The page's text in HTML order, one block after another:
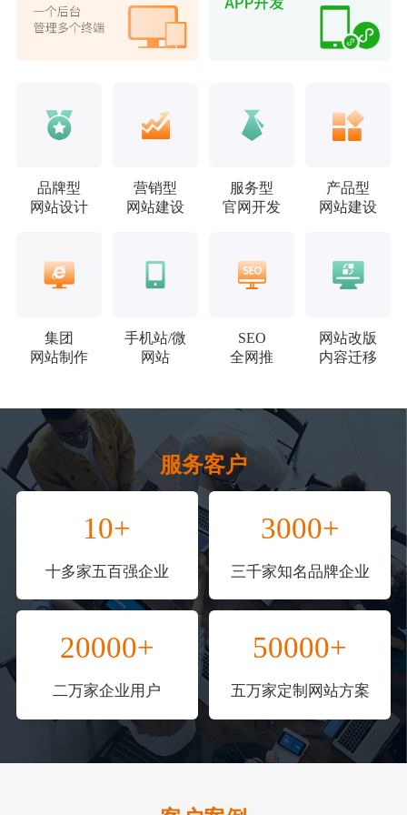
品牌型
网站设计
营销型
网站建设
服务型
官网开发
产品型
网站建设
集团
网站制作
手机站/微
网站
SEO
全网推
网站改版
内容迁移
服务客户
10+
十多家五百强企业
3000+
三千家知名品牌企业
20000+
二万家企业用户
50000+
五万家定制网站方案